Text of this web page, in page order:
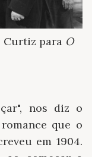
Curtiz para O
nos diz o
que o
em 1904.